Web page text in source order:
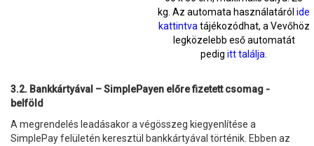
kg. Az automata használatáról ide
kattintva tájékozódhat, a Vevőhöz
legközelebb eső automatát
pedig itt találja
3.2. Bankkártyával – SimplePayen előre fizetett csomag -
belföld
A megrendelés leadásakor a végösszeg kiegyenlítése a
SimplePay felületén keresztül bankkártyával történik. Ebben az